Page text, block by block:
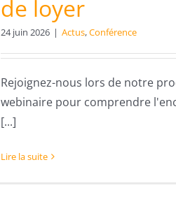
de loyer
24 juin 2026 | Actus,Conférence
Rejoignez-nous lors de notre
webinaire pour comprendre
[...]
Lire la suite